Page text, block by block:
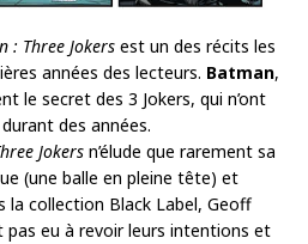
: Three Jokers est un des récits les
années des lecteurs. Batman,
le secret des 3 Jokers, qui n’ont
des années.
Jokers n’élude que rarement sa
(une balle en pleine tête) et
la collection Black Label, Geoff
pas eu à revoir leurs intentions et